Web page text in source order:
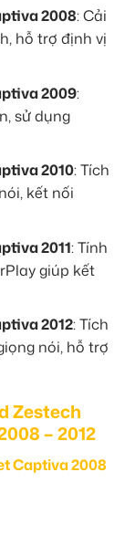
2008: Cải
hỗ trợ định vị
2009:
sử dụng
2010: Tích
kết nối
2011: Tính
giúp kết
2012: Tích
nói, hỗ trợ
Zestech
– 2012
Captiva 2008